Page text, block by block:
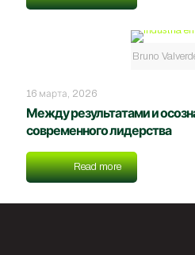
Bruno
16 марта, 2026
Между результатами и
современного лидерства
Read more